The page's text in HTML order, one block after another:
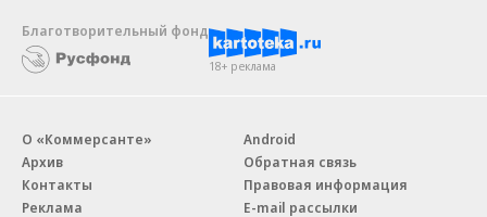
Благотворительный фонд
18+ реклама
О «Коммерсанте»
Архив
Контакты
Реклама
Android
Обратная связь
Правовая информация
E-mail рассылки